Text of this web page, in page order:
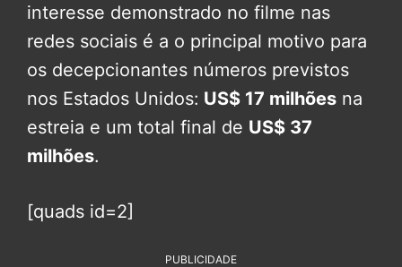
interesse demonstrado no filme nas
redes sociais é a o principal motivo para
os decepcionantes números previstos
nos Estados Unidos: US$ 17 milhões na
estreia e um total final de US$ 37
milhões.
[quads id=2]
PUBLICIDADE